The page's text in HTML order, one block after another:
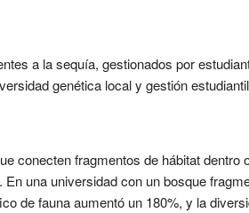
a la sequía, gestionados por
genética local y gestión
conecten fragmentos de hábitat
una universidad con un bosque
de fauna aumentó un 180%, y la